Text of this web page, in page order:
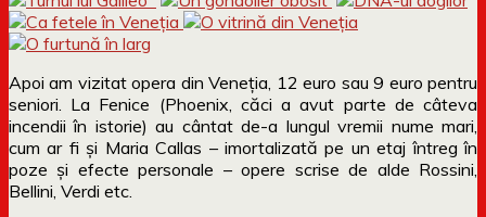
Apoi am vizitat opera din Veneția, 12 euro sau 9 euro pentru
seniori. La Fenice (Phoenix, căci a avut parte de câteva
incendii în istorie) au cântat de-a lungul vremii nume mari,
cum ar fi și Maria Callas – imortalizată pe un etaj întreg în
poze și efecte personale – opere scrise de alde Rossini,
Bellini, Verdi etc.